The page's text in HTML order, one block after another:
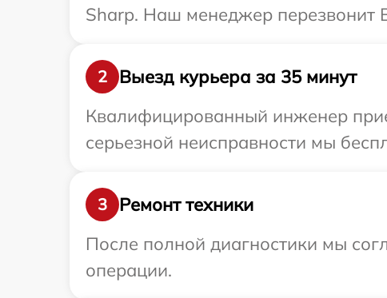
Sharp. Наш менеджер перезвонит
2
Выезд курьера за 35 минут
Квалифицированный инженер
серьезной неисправности мы
3
Ремонт техники
После полной диагностики мы
операции.